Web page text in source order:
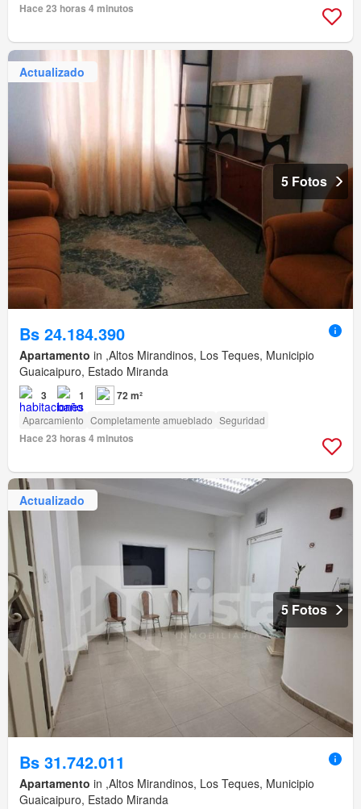
Hace 23 horas 4 minutos
Actualizado
5 Fotos
Bs 24.184.390
Apartamento in ,Altos Mirandinos, Los Teques, Municipio
Guaicaipuro, Estado Miranda
3 1 72 m²
Aparcamiento Completamente amueblado Seguridad
Hace 23 horas 4 minutos
Actualizado
5 Fotos
Bs 31.742.011
Apartamento in ,Altos Mirandinos, Los Teques, Municipio
Guaicaipuro, Estado Miranda